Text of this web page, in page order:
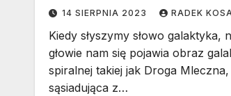
14 SIERPNIA 2023 RADEK
Kiedy słyszymy słowo galaktyka,
głowie nam się pojawia obraz
spiralnej takiej jak Droga
sąsiadująca z…